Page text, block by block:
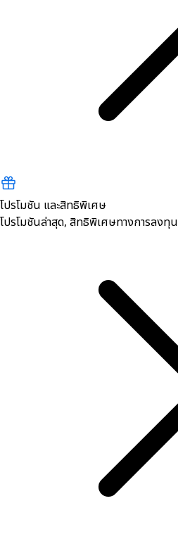
โปรโมชัน และสิทธิพิเศษ
โปรโมชันล่าสุด, สิทธิพิเศษทางการลงทุน